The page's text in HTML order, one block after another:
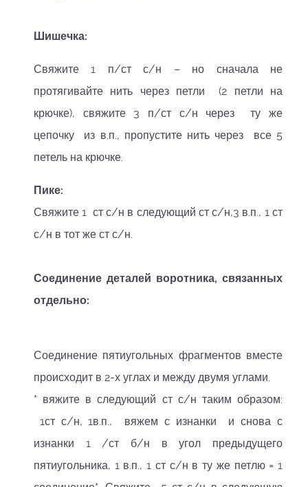
Шишечка:
Свяжите 1 п/ст с/н – но сначала не
протягивайте нить через петли (2 петли на
крючке), свяжите 3 п/ст с/н через ту же
цепочку из в.п., пропустите нить через все 5
петель на крючке.
Пике:
Свяжите 1 ст с/н в следующий ст с/н,3 в.п., 1 ст
с/н в тот же ст с/н.
Соединение деталей воротника, связанных
отдельно:
Соединение пятиугольных фрагментов вместе
происходит в 2-х углах и между двумя углами.
* вяжите в следующий ст с/н таким образом:
1ст с/н, 1в.п., вяжем с изнанки и снова с
изнанки 1 /ст б/н в угол предыдущего
пятиугольника, 1 в.п., 1 ст с/н в ту же петлю = 1